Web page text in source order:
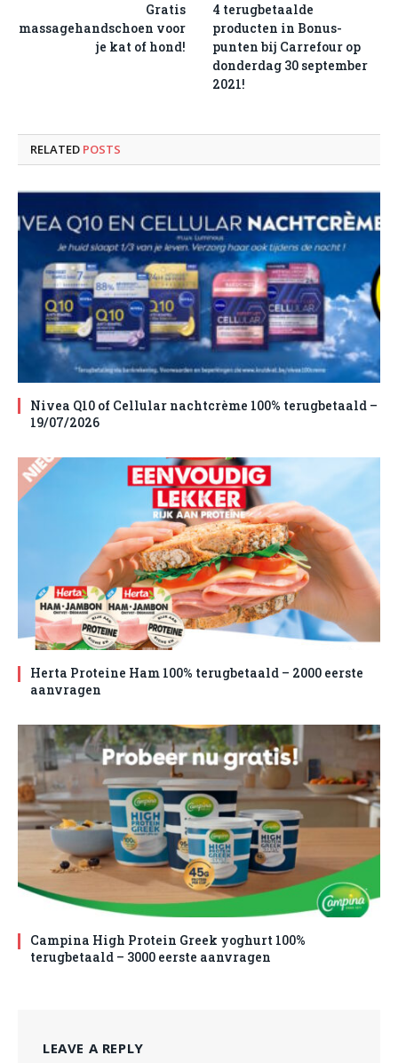
Gratis
massagehandschoen voor
je kat of hond!
4 terugbetaalde
producten in Bonus-
punten bij Carrefour op
donderdag 30 september
2021!
RELATED POSTS
Nivea Q10 of Cellular nachtcrème 100% terugbetaald –
19/07/2026
Herta Proteine Ham 100% terugbetaald – 2000 eerste
aanvragen
Campina High Protein Greek yoghurt 100%
terugbetaald – 3000 eerste aanvragen
LEAVE A REPLY